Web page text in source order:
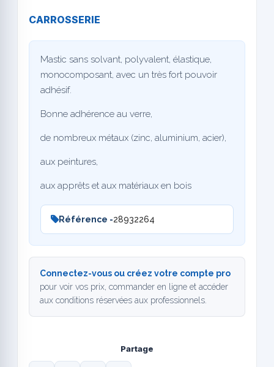
CARROSSERIE
Mastic sans solvant, polyvalent, élastique,
monocomposant, avec un très fort pouvoir
adhésif.
Bonne adhérence au verre,
de nombreux métaux (zinc, aluminium, acier),
aux peintures,
aux apprêts et aux matériaux en bois
Référence -28932264
Connectez-vous ou créez votre compte pro
pour voir vos prix, commander en ligne et accéder
aux conditions réservées aux professionnels.
Partage